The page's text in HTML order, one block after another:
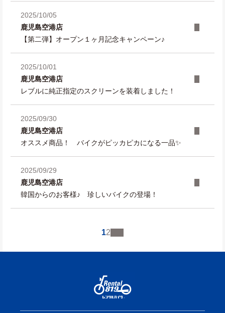
2025/10/05
鹿児島空港店
【第二弾】オープン１ヶ月記念キャンペーン♪
2025/10/01
鹿児島空港店
レブルに純正指定のスクリーンを装着しました！
2025/09/30
鹿児島空港店
オススメ商品！ バイクがピッカピカになる一品✨
2025/09/29
鹿児島空港店
韓国からのお客様♪ 珍しいバイクの登場！
12